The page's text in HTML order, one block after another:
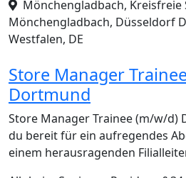
Mönchengladbach, Kreisfreie
Mönchengladbach, Düsseldorf
Westfalen, DE
Store Manager
Dortmund
Store Manager Trainee (m/w/d)
du bereit für ein aufregendes
einem herausragenden